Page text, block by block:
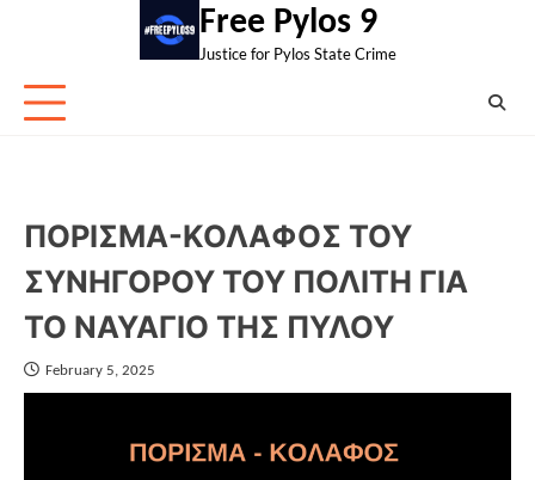
Free Pylos 9
Justice for Pylos State Crime
ΠΟΡΙΣΜΑ-ΚΟΛΑΦΟΣ ΤΟΥ
ΣΥΝΗΓΟΡΟΥ ΤΟΥ ΠΟΛΙΤΗ ΓΙΑ
ΤΟ ΝΑΥΑΓΙΟ ΤΗΣ ΠΥΛΟΥ
February 5, 2025